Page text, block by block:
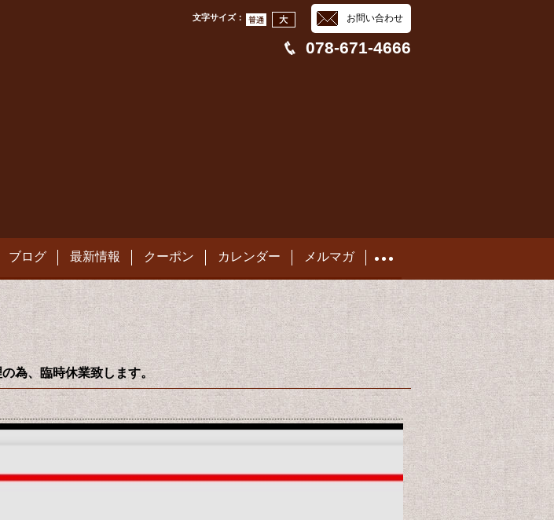
お問い合わせ
文字サイズ：
078-671-4666
ブログ 最新情報 クーポン カレンダー メルマガ
為、臨時休業致します。